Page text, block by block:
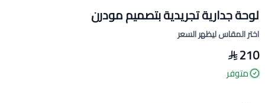
لوحة جدارية تجريدية بتصميم مودرن
اختر المقاس ليظهر السعر
210
متوفر